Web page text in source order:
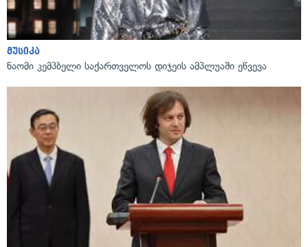
მუსიკა
ნაომი კემპბელი საქართველოს დიჯეის ამპლუაში ეწვევა